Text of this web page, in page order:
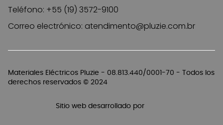
Materiales Eléctricos Pluzie - 08.813.440/0001-70 - Todos los
derechos reservados © 2024
Sitio web desarrollado por
Teléfono: +55 (19) 3572-9100
Correo electrónico: atendimento@pluzie.com.br